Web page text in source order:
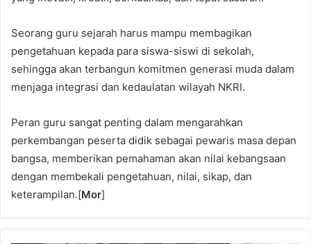
Seorang guru sejarah harus mampu membagikan
pengetahuan kepada para siswa-siswi di sekolah,
sehingga akan terbangun komitmen generasi muda dalam
menjaga integrasi dan kedaulatan wilayah NKRI.
Peran guru sangat penting dalam mengarahkan
perkembangan peserta didik sebagai pewaris masa depan
bangsa, memberikan pemahaman akan nilai kebangsaan
dengan membekali pengetahuan, nilai, sikap, dan
keterampilan.[Mor]